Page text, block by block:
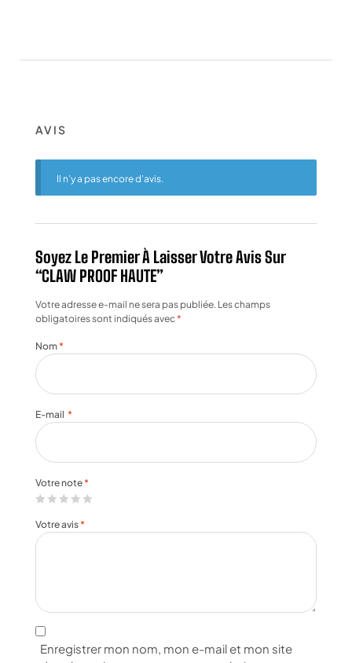
AVIS
Il n’y a pas encore d’avis.
Soyez Le Premier À Laisser Votre Avis Sur
“CLAW PROOF HAUTE”
Votre adresse e-mail ne sera pas publiée. Les champs
obligatoires sont indiqués avec*
Votre note *
Votre avis *
Nom *
E-mail *
Enregistrer mon nom, mon e-mail et mon site